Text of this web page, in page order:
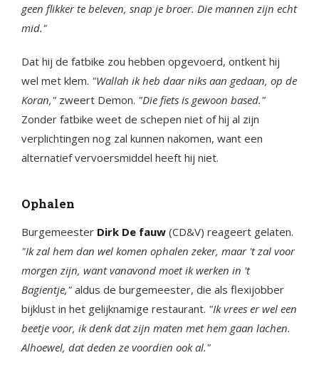
geen flikker te beleven, snap je broer. Die mannen zijn echt
mid."
Dat hij de fatbike zou hebben opgevoerd, ontkent hij
wel met klem. "Wallah ik heb daar niks aan gedaan, op de
Koran," zweert Demon. "Die fiets is gewoon based."
Zonder fatbike weet de schepen niet of hij al zijn
verplichtingen nog zal kunnen nakomen, want een
alternatief vervoersmiddel heeft hij niet.
Ophalen
Burgemeester Dirk De fauw (CD&V) reageert gelaten.
"Ik zal hem dan wel komen ophalen zeker, maar 't zal voor
morgen zijn, want vanavond moet ik werken in 't
Bagientje," aldus de burgemeester, die als flexijobber
bijklust in het gelijknamige restaurant. "Ik vrees er wel een
beetje voor, ik denk dat zijn maten met hem gaan lachen.
Alhoewel, dat deden ze voordien ook al."